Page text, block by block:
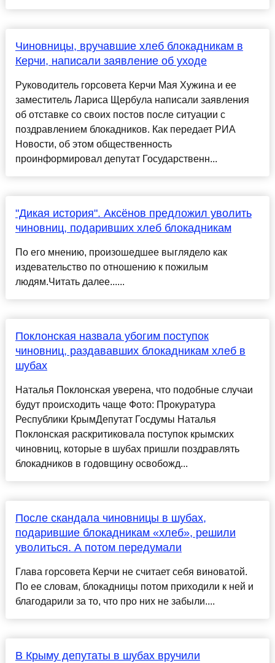
Чиновницы, вручавшие хлеб блокадникам в
Керчи, написали заявление об уходе
Руководитель горсовета Керчи Мая Хужина и ее
заместитель Лариса Щербула написали заявления
об отставке со своих постов после ситуации с
поздравлением блокадников. Как передает РИА
Новости, об этом общественность
проинформировал депутат Государственн...
"Дикая история". Аксёнов предложил уволить
чиновниц, подаривших хлеб блокадникам
По его мнению, произошедшее выглядело как
издевательство по отношению к пожилым
людям.Читать далее......
Поклонская назвала убогим поступок
чиновниц, раздававших блокадникам хлеб в
шубах
Наталья Поклонская уверена, что подобные случаи
будут происходить чаще Фото: Прокуратура
Республики КрымДепутат Госдумы Наталья
Поклонская раскритиковала поступок крымских
чиновниц, которые в шубах пришли поздравлять
блокадников в годовщину освобожд...
После скандала чиновницы в шубах,
подарившие блокадникам «хлеб», решили
уволиться. А потом передумали
Глава горсовета Керчи не считает себя виноватой.
По ее словам, блокадницы потом приходили к ней и
благодарили за то, что про них не забыли....
В Крыму депутаты в шубах вручили